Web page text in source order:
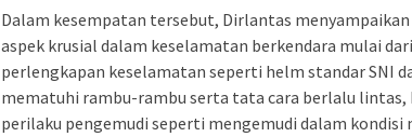
Dalam kesempatan tersebut, Dirlantas
aspek krusial dalam keselamatan berkendara mulai
perlengkapan keselamatan seperti helm standar SNI
mematuhi rambu-rambu serta tata cara berlalu
perilaku pengemudi seperti mengemudi dalam